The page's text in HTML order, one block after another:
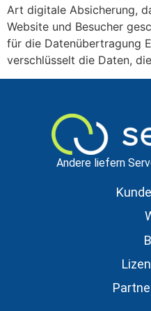
Art digitale Absicherung,
Website und Besucher
für die Datenübertragung
verschlüsselt die Daten,
Andere liefern